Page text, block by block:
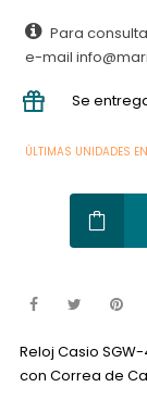
Para
e-mail
Se
ÚLTIMAS UNIDADES
Reloj Casio
con Correa de